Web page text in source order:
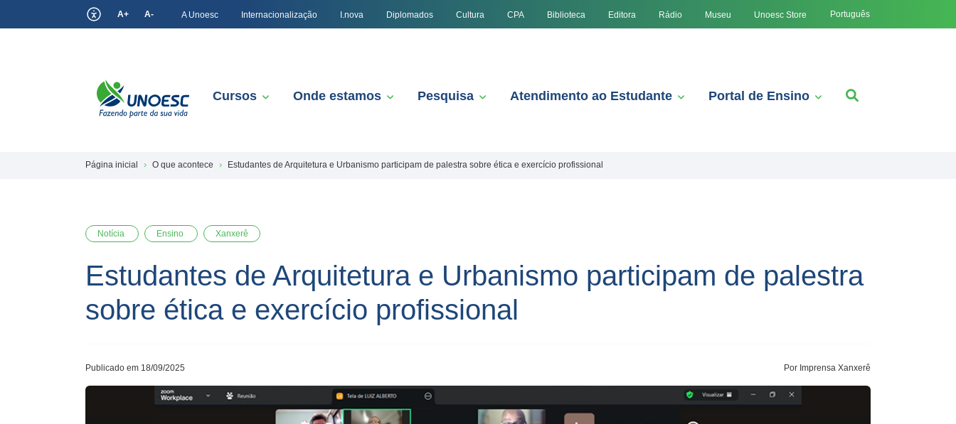
A+ A- A Unoesc Internacionalização I.nova Diplomados Cultura CPA Biblioteca Editora Rádio Museu Unoesc Store Português
Cursos Onde estamos Pesquisa Atendimento ao Estudante Portal de Ensino
Página inicial O que acontece Estudantes de Arquitetura e Urbanismo participam de palestra sobre ética e exercício profissional
Notícia Ensino Xanxerê
Estudantes de Arquitetura e Urbanismo participam de palestra
sobre ética e exercício profissional
Publicado em 18/09/2025 Por Imprensa Xanxerê